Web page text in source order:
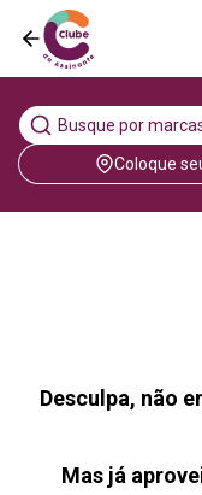
Coloque
Desculpa, não
Mas já